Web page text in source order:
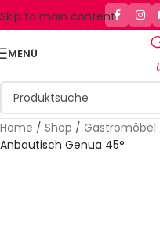
Skip to main content
MENÜ
Home / Shop / Gastromöbel
Anbautisch Genua 45°